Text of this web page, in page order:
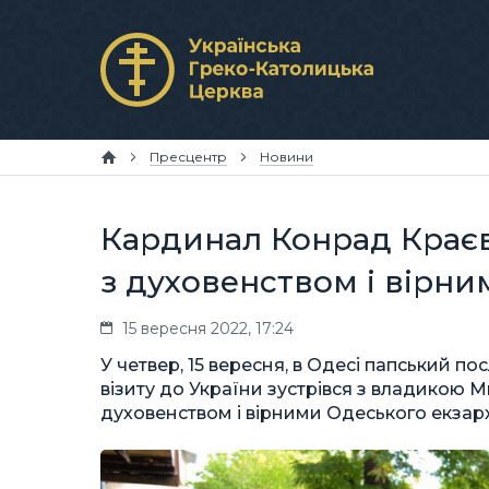
Пресцентр Новини
Кардинал Конрад
з духовенством і
15 вересня 2022, 17:24
У четвер, 15 вересня, в Одесі папський
візиту до України зустрівся з
духовенством і вірними Одеського